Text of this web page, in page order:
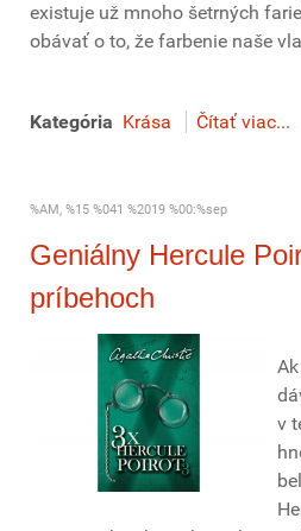
existuje už mnoho šetrných
obávať o to, že farbenie naše
Kategória Krása Čítať viac...
%AM, %15 %041 %2019 %00:%sep
Geniálny Hercule
príbehoch
v